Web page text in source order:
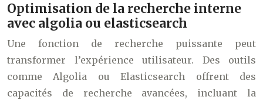
Optimisation de la recherche interne
avec algolia ou elasticsearch
Une fonction de recherche puissante peut
transformer l’expérience utilisateur. Des outils
comme Algolia ou Elasticsearch offrent des
capacités de recherche avancées, incluant la